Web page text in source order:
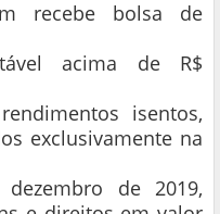
recebe bolsa de
acima de R$
isentos,
exclusivamente na
de 2019,